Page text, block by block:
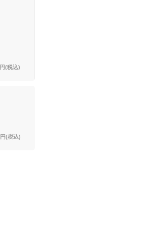
円(税込)
円(税込)